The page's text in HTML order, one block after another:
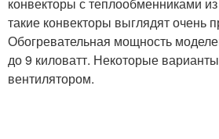
такие конвекторы выглядят очень
Обогревательная мощность
до 9 киловатт. Некоторые
вентилятором.